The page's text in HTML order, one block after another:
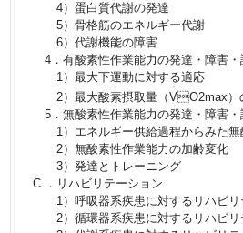
4）蛋白質代謝の発達
5）骨格筋のエネルギー代謝
6）代謝機能の障害
4．有酸素性作業能力の発達・障害・
1）最大下運動に対する適応
2）最大酸素摂取量（V
・
O2max）
5．無酸素性作業能力の発達・障害・
1）エネルギー供給過程からみた無
2）無酸素性作業能力の加齢変化
3）発達とトレーニング
C ．リハビリテーション
1）呼吸器系疾患に対するリハビリ
2）循環器系疾患に対するリハビリ